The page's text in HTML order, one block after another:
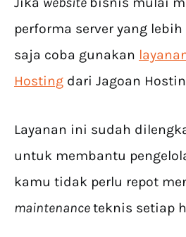
performa server yang
saja coba gunakan
Hosting dari Jagoan
Layanan ini sudah
untuk membantu
kamu tidak perlu repot
maintenanceteknis setiap